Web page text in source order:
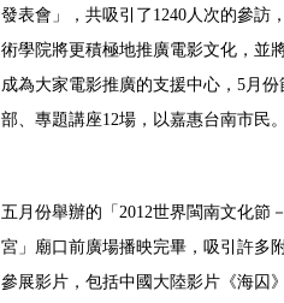
發表會」，共吸引了 1240 人次的參訪
術學院將更積極地推廣電影文化，並
成為大家電影推廣的支援中心，5 月
部、專題講座12場，以嘉惠台南市民。
五月份舉辦的「 2012世界閩南文化節
宮」廟口前廣場播映完畢，吸引許多
參展影片，包括中國大陸影片《海囚